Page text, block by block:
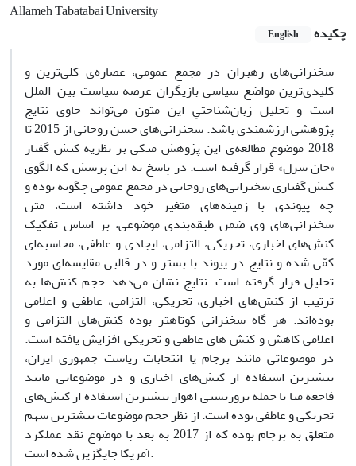
Allameh Tabatabai University
چکیده
English
سخنرانی‌های رهبران در مجمع عمومی، عصاره‌ی کلی‌ترین و
کلیدی‌ترین مواضع سیاسی بازیگران عرصه سیاست بین-الملل
است و تحلیل زبان‌شناختیِ این متون می‌تواند حاوی نتایج
پژوهشی ارزشمندی باشد. سخنرانی‌های حسن روحانی از 2015 تا
2018 موضوع مطالعه‌ی این پژوهش متکی بر نظریه کنش گفتار
«جان سرل» قرار گرفته است. در پاسخ به این پرسش که الگوی
کنش گفتاری سخنرانی‌های روحانی در مجمع عمومی چگونه بوده و
چه پیوندی با زمینه‌های متغیر خود داشته است، متن
سخنرانی‌های وی ضمن طبقه‌بندی موضوعی، بر اساس تفکیک
کنش‌های اخباری، تحریکی، التزامی، ایجادی و عاطفی، محاسبه‌ا‌ی
کمّی شده و نتایج در پیوند با بستر و در قالبی مقایسه‌ای مورد
تحلیل قرار گرفته است. نتایج نشان می‌دهد حجم کنش‌ها به
ترتیب از کنش‌های اخباری، تحریکی، التزامی، عاطفی و اعلامی
بوده‌اند. هر گاه سخنرانی کوتاهتر بوده کنش‌های التزامی و
اعلامی کاهش و کنش های عاطفی و تحریکی افزایش یافته است.
در موضوعاتی مانند برجام یا انتخابات ریاست جمهوری ایران،
بیشترین استفاده از کنش‌های اخباری و در موضوعاتی مانند
فاجعه منا یا حمله تروریستی اهواز بیشترین استفاده از کنش‌های
تحریکی و عاطفی بوده است. از نظر حجم موضوعات بیشترین سهم
متعلق به برجام بوده که از 2017 به بعد با موضوع نقد عملکرد
آمریکا جایگزین شده است.